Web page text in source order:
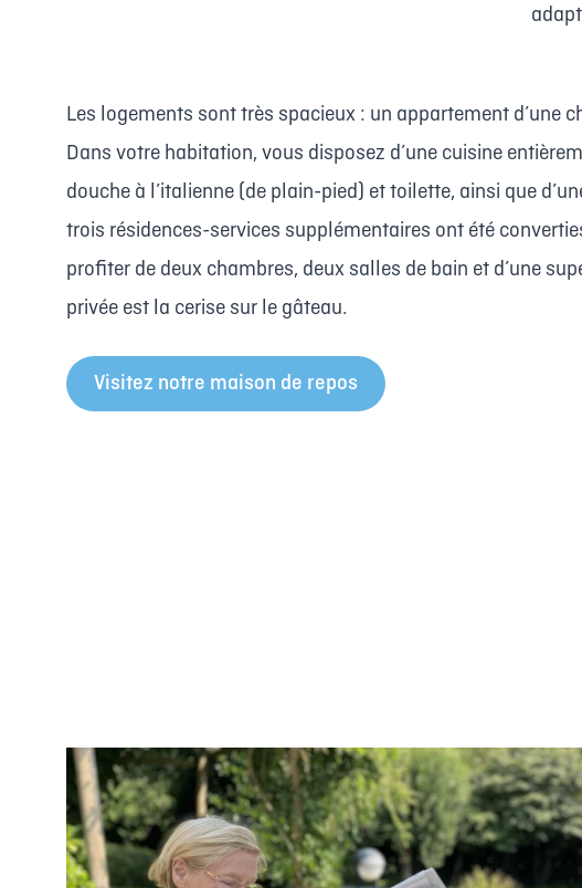
Les logements sont très spacieux : un appartement d’une
Dans votre habitation, vous disposez d’une cuisine
douche à l’italienne (de plain-pied) et toilette, ainsi que
trois résidences-services supplémentaires ont été
profiter de deux chambres, deux salles de bain et d’une
privée est la cerise sur le gâteau.
Visitez notre maison de repos